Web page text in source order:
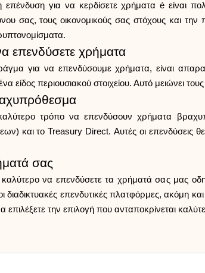
επένδυση για να κερδίσετε χρήματα é
σας, τους οικονομικούς σας στόχους και
επενδύσετε χρήματα
για να επενδύσουμε χρήματα, είναι
είδος περιουσιακού στοιχείου. Αυτό μειώνει
καλύτερο τρόπο να επενδύσουν χρήματα
και το Treasury Direct. Αυτές οι επενδύσεις
σας
να επενδύσετε τα χρήματά σας μας
διαδικτυακές επενδυτικές πλατφόρμες, ακόμη
επιλέξετε την επιλογή που ανταποκρίνεται